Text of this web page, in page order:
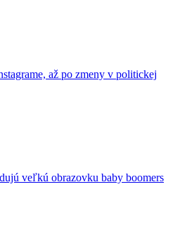
až po zmeny v politickej
veľkú obrazovku baby boomers